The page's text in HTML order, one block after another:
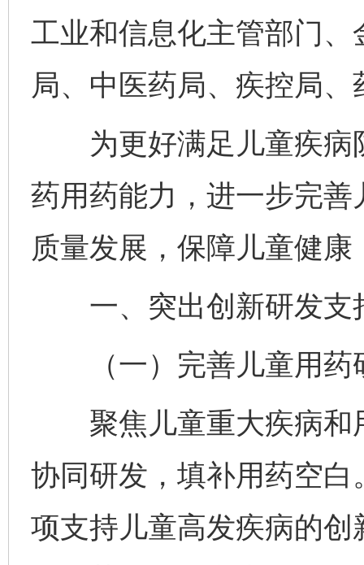
工业和信息化主管部门
局、中医药局、疾控局、
为更好满足儿童疾病
药用药能力，进一步完
质量发展，保障儿童健
一、突出创新研发支
（一）完善儿童用药
聚焦儿童重大疾病和
协同研发，填补用药空
项支持儿童高发疾病的